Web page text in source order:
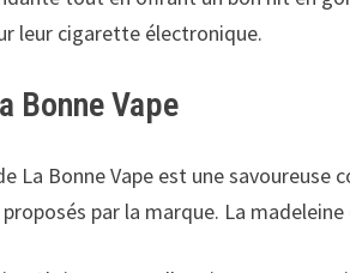
leur cigarette électronique.
Bonne Vape
La Bonne Vape est une
par la marque. La